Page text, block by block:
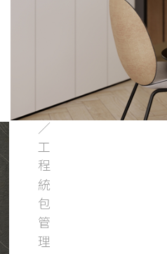
／工程統包管理